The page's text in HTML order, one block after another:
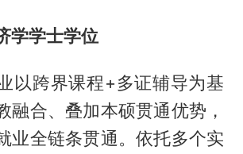
学学士学位
以跨界课程+多证辅导为基
融合、叠加本硕贯通优势，
业全链条贯通。依托多个实